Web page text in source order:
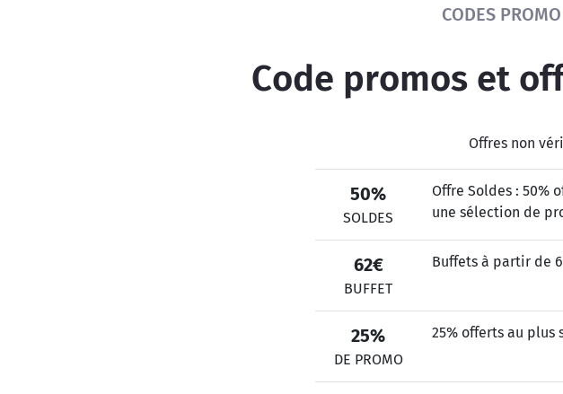
CODES
Code promos et
Offres non
50%
SOLDES
Offre Soldes : 50%
une sélection de
62€
BUFFET
Buffets à partir de
25%
DE PROMO
25% offerts au plus